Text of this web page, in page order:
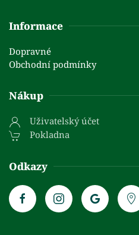
Informace
Dopravné
Obchodní podmínky
Nákup
Uživatelský účet
Pokladna
Odkazy